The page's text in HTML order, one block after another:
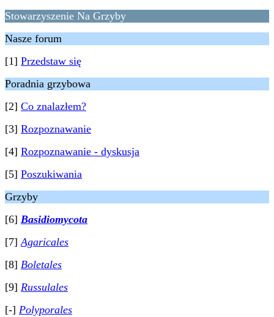
Stowarzyszenie Na Grzyby
Nasze forum
[1] Przedstaw się
Poradnia grzybowa
[2] Co znalazłem?
[3] Rozpoznawanie
[4] Rozpoznawanie - dyskusja
[5] Poszukiwania
Grzyby
[6] Basidiomycota
[7]Agaricales
[8] Boletales
[9] Russulales
[-] Polyporales